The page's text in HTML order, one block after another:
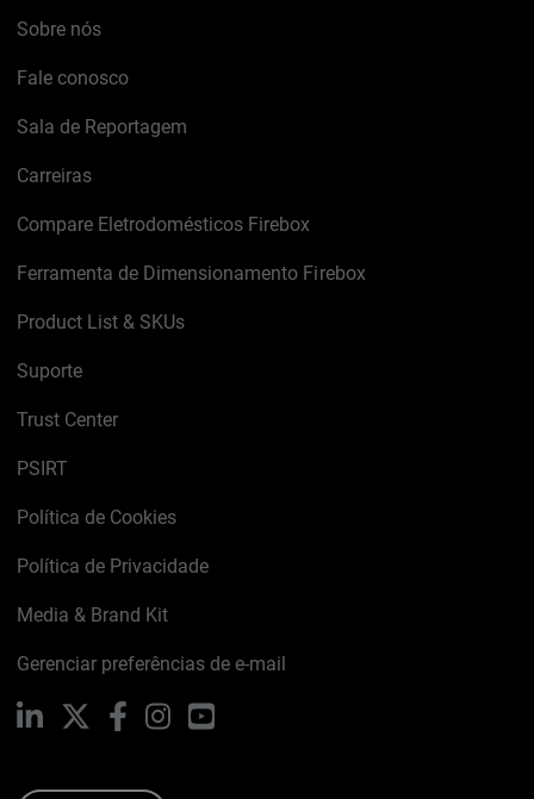
Sobre nós
Fale conosco
Sala de Reportagem
Carreiras
Compare Eletrodomésticos Firebox
Ferramenta de Dimensionamento Firebox
Product List & SKUs
Suporte
Trust Center
PSIRT
Política de Cookies
Política de Privacidade
Media & Brand Kit
Gerenciar preferências de e-mail
LinkedIn FacebookInstagramYouTube